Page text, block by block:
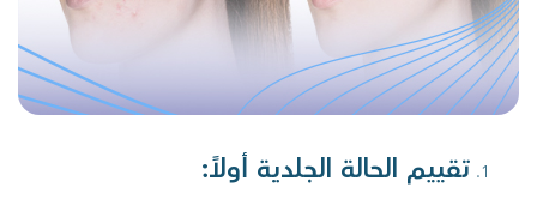
تقييم الحالة الجلدية أولاً: